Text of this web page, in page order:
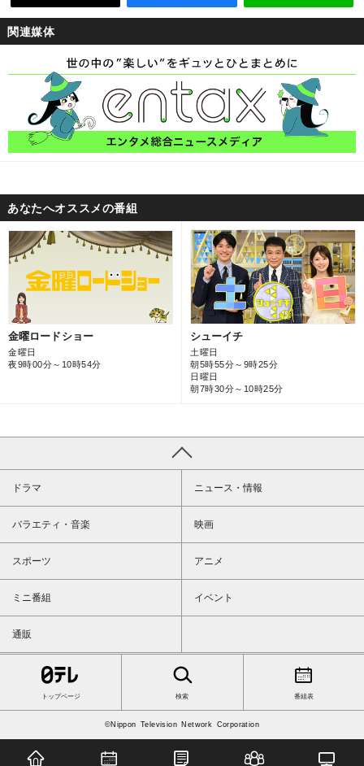
関連媒体
あなたへオススメの番組
金曜ロードショー
金曜日
夜9時00分～10時54分
シューイチ
土曜日
朝5時55分～9時25分
日曜日
朝7時30分～10時25分
ドラマ ニュース・情報
バラエティ・音楽 映画
スポーツ アニメ
ミニ番組 イベント
通販
トップページ 検索 番組表
©Nippon Television Network Corporation